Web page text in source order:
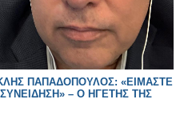
ΠΑΠΑΔΟΠΟΥΛΟΣ: «ΕΙΜΑΣΤΕ
– Ο ΗΓΕΤΗΣ ΤΗΣ